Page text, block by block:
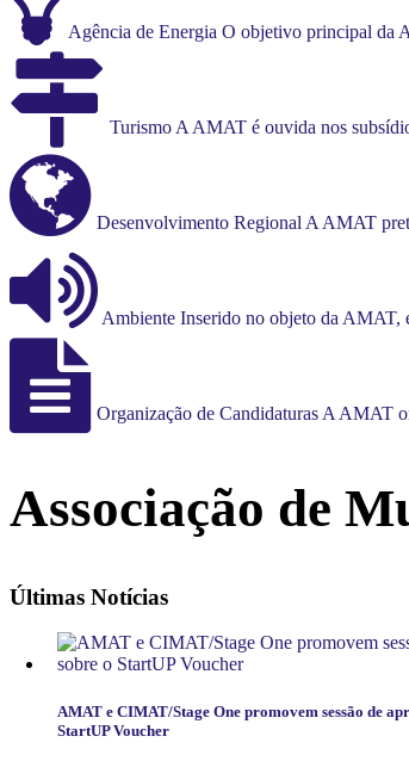
Agência de Energia O objetivo principal da
Turismo A AMAT é ouvida nos
Desenvolvimento Regional A AMAT
Ambiente Inserido no objeto da AMAT,
Organização de Candidaturas A AMAT
Associação de
Últimas Notícias
AMAT e CIMAT/Stage One promovem sessão de
StartUP Voucher